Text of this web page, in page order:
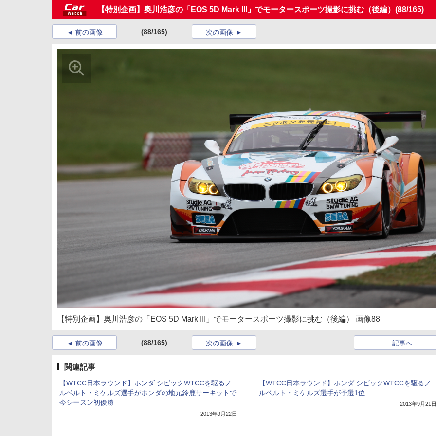
【特別企画】奥川浩彦の「EOS 5D Mark III」でモータースポーツ撮影に挑む（後編） (88/165)
前の画像 (88/165) 次の画像
【特別企画】奥川浩彦の「EOS 5D Mark III」でモータースポーツ撮影に挑む（後編） 画像88
前の画像 (88/165) 記事へ
次の画像
関連記事
【WTCC日本ラウンド】ホンダ シビックWTCCを駆るノ
ルベルト・ミケルズ選手がホンダの地元鈴鹿サーキットで
今シーズン初優勝
2013年9月22日
【WTCC日本ラウンド】ホンダ シビックWTCCを駆るノ
ルベルト・ミケルズ選手が予選1位
2013年9月21日